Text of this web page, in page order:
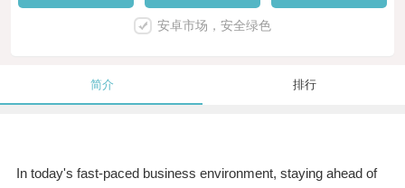
安卓市场，安全绿色
简介 排行
In today's fast-paced business environment, staying ahead of